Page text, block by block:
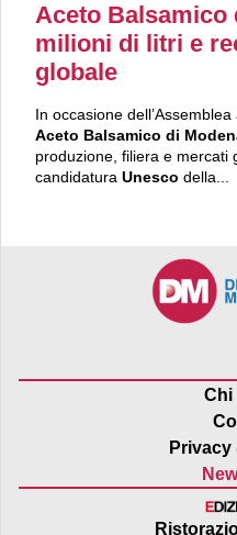
Aceto Balsamico
milioni di litri e
globale
In occasione
Aceto Balsamico di
produzione, filiera e mercati
candidatura Unesco della...
Chi